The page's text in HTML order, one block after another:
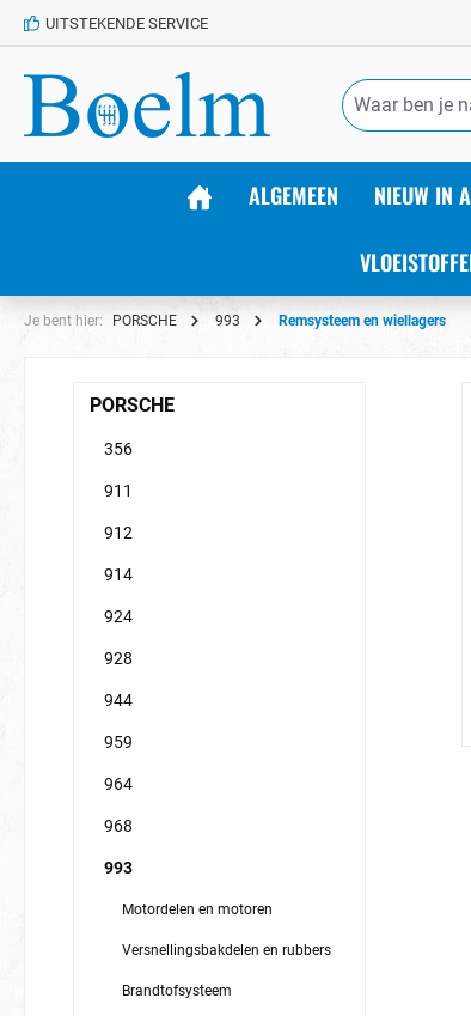
hoofdinhoud
UITSTEKENDE SERVICE
ALGEMEEN NIEUW IN
Je bent hier: PORSCHE 993 Remsysteem en wiellagers
PORSCHE
356
911
912
914
924
928
944
959
964
968
993
Motordelen en motoren
Versnellingsbakdelen en rubbers
Brandtofsysteem